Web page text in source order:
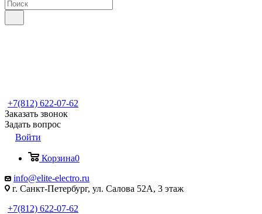
+7(812) 622-07-62
Заказать звонок
Задать вопрос
Войти
Корзина0
info@elite-electro.ru
г. Санкт-Петербург, ул. Салова 52А, 3 этаж
+7(812) 622-07-62